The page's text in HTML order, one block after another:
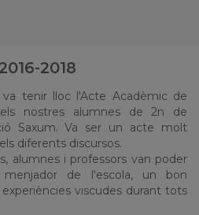
2018
tenir lloc l'Acte Acadèmic de
nostres alumnes de 2n de
Saxum. Va ser un acte molt
diferents discursos.
alumnes i professors van poder
de l'escola, un bon
viscudes durant tots